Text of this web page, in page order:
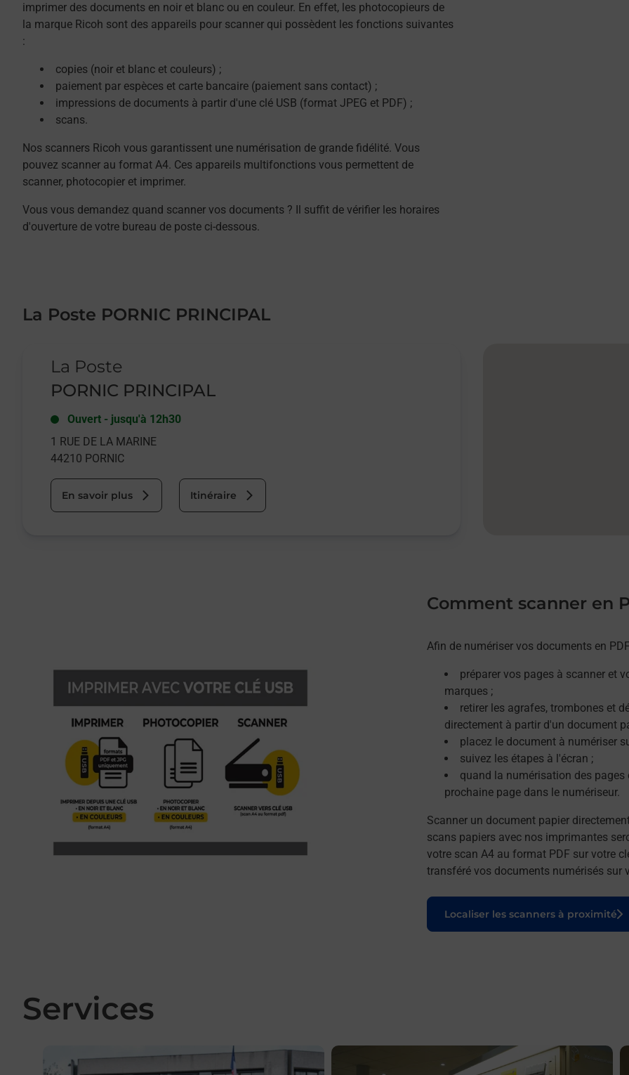
imprimer des documents en noir et blanc ou en couleur. En effet, les photocopieurs de
la marque Ricoh sont des appareils pour scanner qui possèdent les fonctions suivantes
:
copies (noir et blanc et couleurs) ;
paiement par espèces et carte bancaire (paiement sans contact) ;
impressions de documents à partir d'une clé USB (format JPEG et PDF) ;
scans.
Nos scanners Ricoh vous garantissent une numérisation de grande fidélité. Vous
pouvez scanner au format A4. Ces appareils multifonctions vous permettent de
scanner, photocopier et imprimer.
Vous vous demandez quand scanner vos documents ? Il suffit de vérifier les horaires
d'ouverture de votre bureau de poste ci-dessous.
La Poste PORNIC PRINCIPAL
La Poste
PORNIC PRINCIPAL
Ouvert - jusqu'à 12h30
1 RUE DE LA MARINE
44210 PORNIC
En savoir plus Itinéraire
Comment scanner en
Afin de numériser vos documents en
préparer vos pages à scanner et
marques ;
retirer les agrafes, trombones et
directement à partir d'un document
placez le document à numériser
suivez les étapes à l'écran ;
quand la numérisation des pages
prochaine page dans le numériseur.
Scanner un document papier
scans papiers avec nos imprimantes
votre scan A4 au format PDF sur votre
transféré vos documents numérisés sur
Localiser les scanners à proximité
Le lien s'ouvre dans un nouvel onglet
Services
En savoir plus